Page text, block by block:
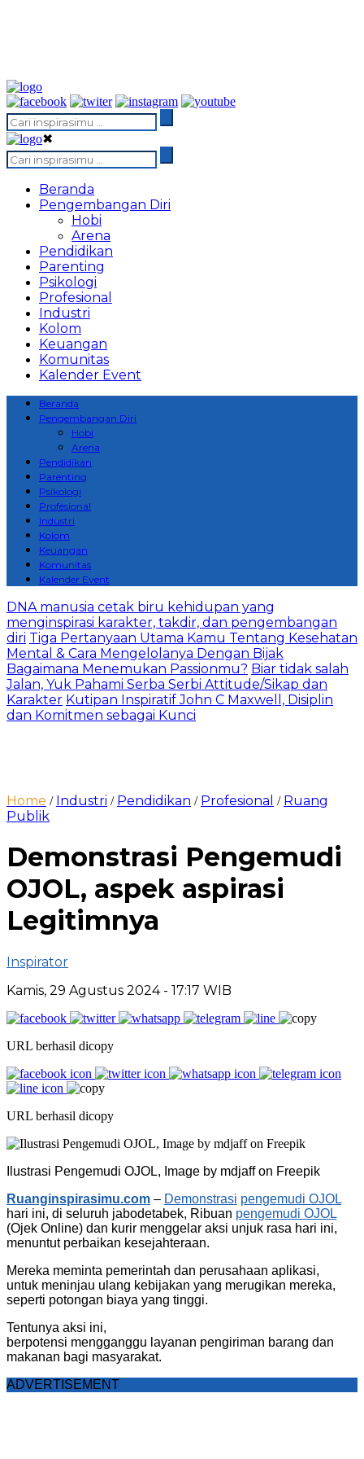
✖
Beranda
Pengembangan Diri
Hobi
Arena
Pendidikan
Parenting
Psikologi
Profesional
Industri
Kolom
Keuangan
Komunitas
Kalender Event
Beranda
Pengembangan Diri
Hobi
Arena
Pendidikan
Parenting
Psikologi
Profesional
Industri
Kolom
Keuangan
Komunitas
Kalender Event
DNA manusia cetak biru kehidupan yang
menginspirasi karakter, takdir, dan pengembangan
diri Tiga Pertanyaan Utama Kamu Tentang Kesehatan
Mental & Cara Mengelolanya Dengan Bijak
Bagaimana Menemukan Passionmu? Biar tidak salah
Jalan, Yuk Pahami Serba Serbi Attitude/Sikap dan
Karakter Kutipan Inspiratif John C Maxwell, Disiplin
dan Komitmen sebagai Kunci
Home / Industri / Pendidikan / Profesional / Ruang
Publik
Demonstrasi Pengemudi
OJOL, aspek aspirasi
Legitimnya
Inspirator
Kamis, 29 Agustus 2024 - 17:17 WIB
URL berhasil dicopy
URL berhasil dicopy
Ilustrasi Pengemudi OJOL, Image by mdjaff on Freepik
Ruanginspirasimu.com – Demonstrasi pengemudi OJOL
hari ini, di seluruh jabodetabek, Ribuan pengemudi OJOL
(Ojek Online) dan kurir menggelar aksi unjuk rasa hari ini,
menuntut perbaikan kesejahteraan.
Mereka meminta pemerintah dan perusahaan aplikasi,
untuk meninjau ulang kebijakan yang merugikan mereka,
seperti potongan biaya yang tinggi.
Tentunya aksi ini,
berpotensi mengganggu layanan pengiriman barang dan
makanan bagi masyarakat.
ADVERTISEMENT